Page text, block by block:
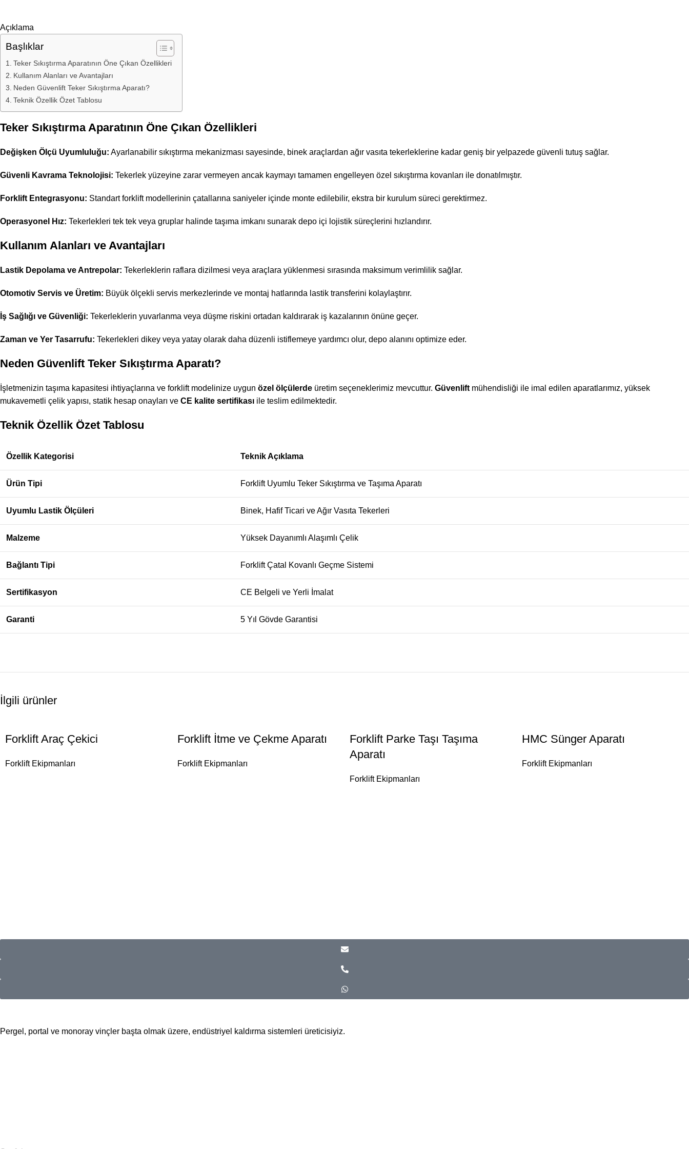
Açıklama
Başlıklar
Teker Sıkıştırma Aparatının Öne Çıkan Özellikleri
Kullanım Alanları ve Avantajları
Neden Güvenlift Teker Sıkıştırma Aparatı?
Teknik Özellik Özet Tablosu
Teker Sıkıştırma Aparatının Öne Çıkan Özellikleri
Değişken Ölçü Uyumluluğu: Ayarlanabilir sıkıştırma mekanizması sayesinde, binek araçlardan ağır vasıta tekerleklerine kadar geniş bir yelpazede güvenli tutuş sağlar.
Güvenli Kavrama Teknolojisi: Tekerlek yüzeyine zarar vermeyen ancak kaymayı tamamen engelleyen özel sıkıştırma kovanları ile donatılmıştır.
Forklift Entegrasyonu: Standart forklift modellerinin çatallarına saniyeler içinde monte edilebilir, ekstra bir kurulum süreci gerektirmez.
Operasyonel Hız: Tekerlekleri tek tek veya gruplar halinde taşıma imkanı sunarak depo içi lojistik süreçlerini hızlandırır.
Kullanım Alanları ve Avantajları
Lastik Depolama ve Antrepolar: Tekerleklerin raflara dizilmesi veya araçlara yüklenmesi sırasında maksimum verimlilik sağlar.
Otomotiv Servis ve Üretim: Büyük ölçekli servis merkezlerinde ve montaj hatlarında lastik transferini kolaylaştırır.
İş Sağlığı ve Güvenliği: Tekerleklerin yuvarlanma veya düşme riskini ortadan kaldırarak iş kazalarının önüne geçer.
Zaman ve Yer Tasarrufu: Tekerlekleri dikey veya yatay olarak daha düzenli istiflemeye yardımcı olur, depo alanını optimize eder.
Neden Güvenlift Teker Sıkıştırma Aparatı?
İşletmenizin taşıma kapasitesi ihtiyaçlarına ve forklift modelinize uygun özel ölçülerde üretim seçeneklerimiz mevcuttur. Güvenlift mühendisliği ile imal edilen aparatlarımız, yüksek
mukavemetli çelik yapısı, statik hesap onayları ve CE kalite sertifikası ile teslim edilmektedir.
Teknik Özellik Özet Tablosu
Özellik Kategorisi Teknik Açıklama
Ürün Tipi Forklift Uyumlu Teker Sıkıştırma ve Taşıma Aparatı
Uyumlu Lastik Ölçüleri Binek, Hafif Ticari ve Ağır Vasıta Tekerleri
Malzeme Yüksek Dayanımlı Alaşımlı Çelik
Bağlantı Tipi Forklift Çatal Kovanlı Geçme Sistemi
Sertifikasyon CE Belgeli ve Yerli İmalat
Garanti 5 Yıl Gövde Garantisi
İlgili ürünler
Forklift Araç Çekici
Forklift Ekipmanları
Forklift İtme ve Çekme Aparatı
Forklift Ekipmanları
Forklift Parke Taşı Taşıma
Aparatı
Forklift Ekipmanları
HMC Sünger Aparatı
Forklift Ekipmanları
Pergel, portal ve monoray vinçler başta olmak üzere, endüstriyel kaldırma sistemleri üreticisiyiz.